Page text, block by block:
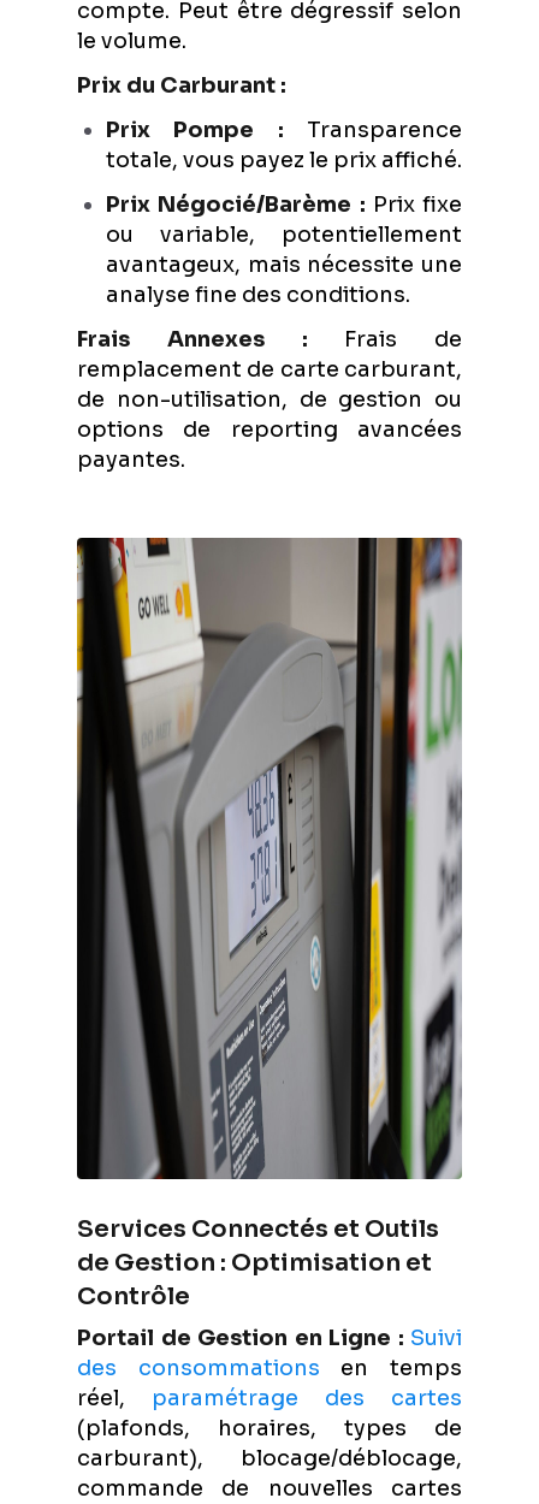
compte. Peut être dégressif selon
le volume.
Prix du Carburant :
Prix Pompe : Transparence
totale, vous payez le prix affiché.
Prix Négocié/Barème : Prix fixe
ou variable, potentiellement
avantageux, mais nécessite une
analyse fine des conditions.
Frais Annexes : Frais de
remplacement de carte carburant,
de non-utilisation, de gestion ou
options de reporting avancées
payantes.
Services Connectés et Outils
de Gestion : Optimisation et
Contrôle
Portail de Gestion en Ligne : Suivi
des consommations en temps
réel, paramétrage des cartes
(plafonds, horaires, types de
carburant), blocage/déblocage,
commande de nouvelles cartes